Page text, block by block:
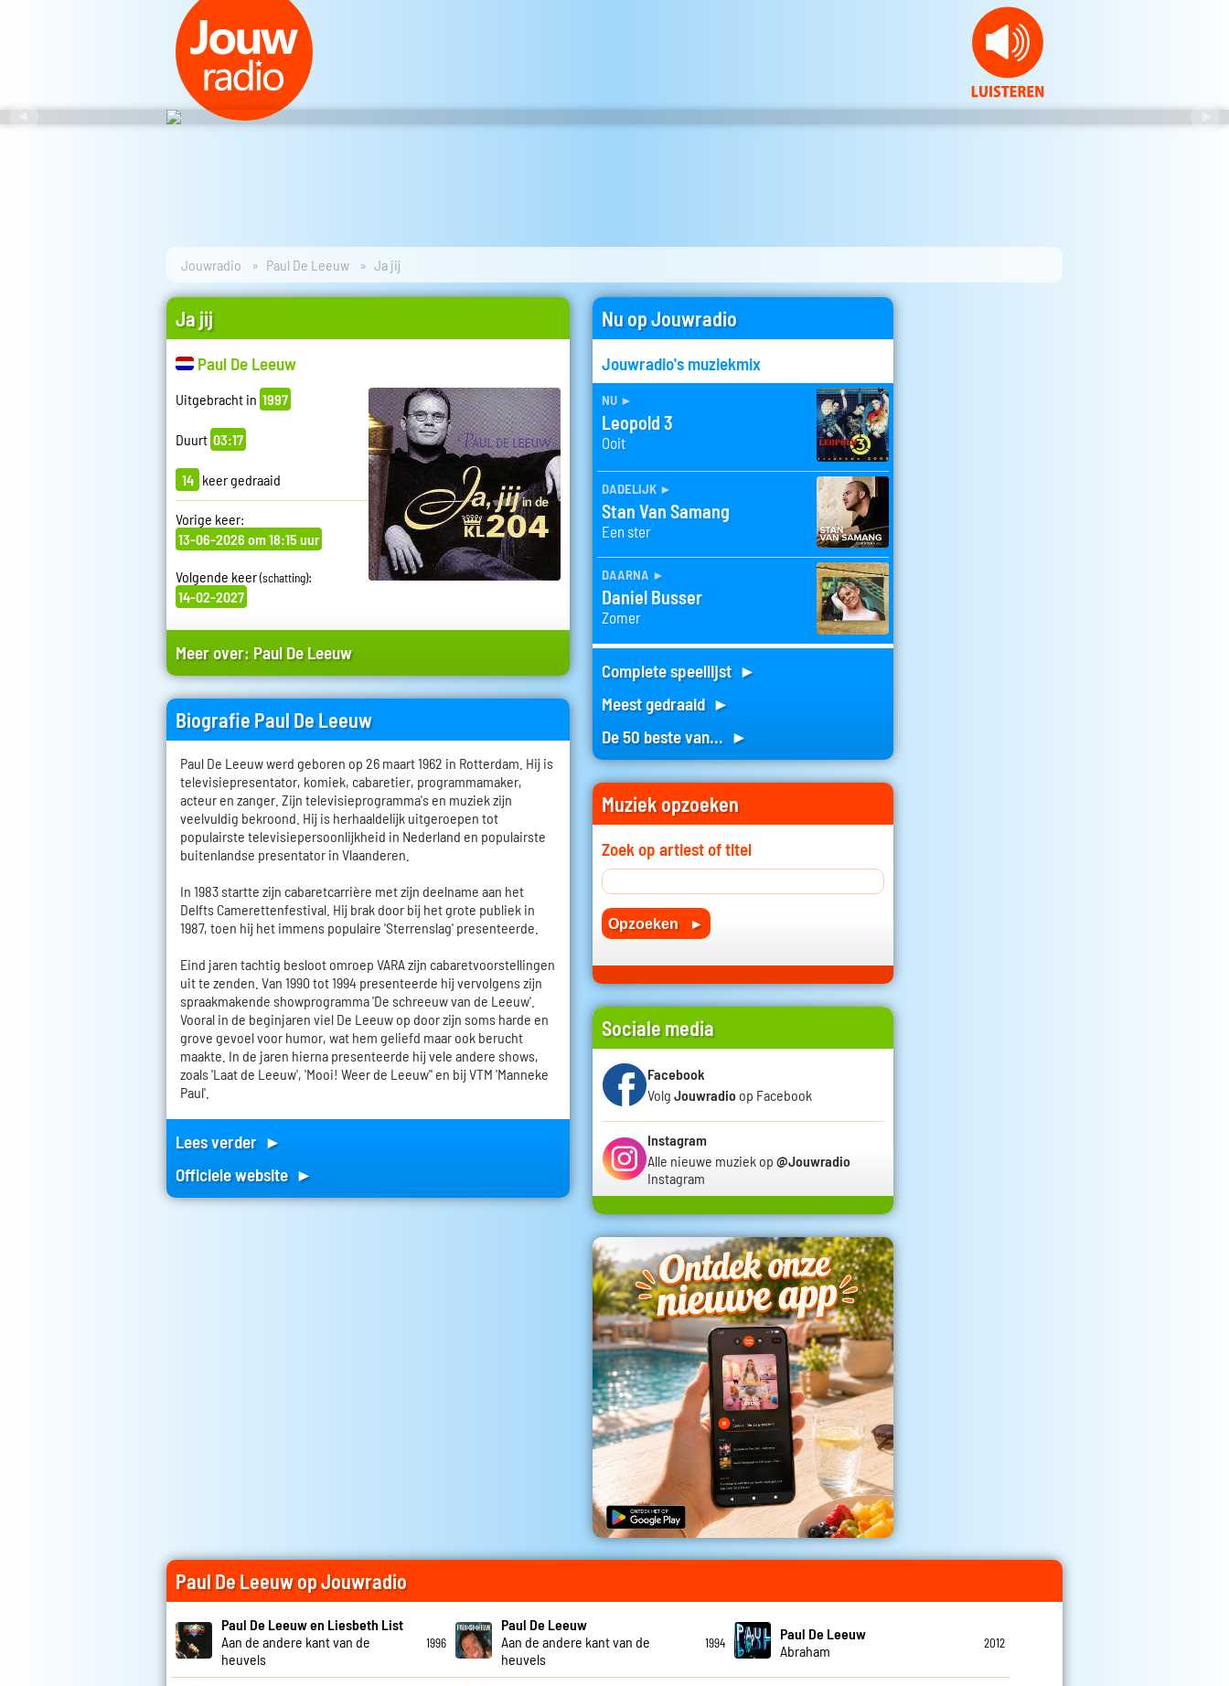
Jouwradio Paul De Leeuw Ja jij
Ja jij
Paul De Leeuw
Uitgebracht in 1997
Duurt 03:17
14 keer gedraaid
Vorige keer:
13-06-2026 om 18:15 uur
Volgende keer(schatting):
14-02-2027
Meer over: Paul De Leeuw
Biografie Paul De Leeuw
Paul De Leeuw werd geboren op 26 maart 1962 in Rotterdam. Hij is
televisiepresentator, komiek, cabaretier, programmamaker,
acteur en zanger. Zijn televisieprogramma's en muziek zijn
veelvuldig bekroond. Hij is herhaaldelijk uitgeroepen tot
populairste televisiepersoonlijkheid in Nederland en populairste
buitenlandse presentator in Vlaanderen.
In 1983 startte zijn cabaretcarrière met zijn deelname aan het
Delfts Camerettenfestival. Hij brak door bij het grote publiek in
1987, toen hij het immens populaire 'Sterrenslag' presenteerde.
Eind jaren tachtig besloot omroep VARA zijn cabaretvoorstellingen
uit te zenden. Van 1990 tot 1994 presenteerde hij vervolgens zijn
spraakmakende showprogramma 'De schreeuw van de Leeuw'.
Vooral in de beginjaren viel De Leeuw op door zijn soms harde en
grove gevoel voor humor, wat hem geliefd maar ook berucht
maakte. In de jaren hierna presenteerde hij vele andere shows,
zoals 'Laat de Leeuw', 'Mooi! Weer de Leeuw'' en bij VTM 'Manneke
Paul'.
Lees verder ►
Officiele website ►
Nu op Jouwradio
Jouwradio's muziekmix
nu ►
Leopold 3
Ooit
dadelijk ►
Stan Van Samang
Een ster
daarna ►
Daniel Busser
Zomer
Complete speellijst ►
Meest gedraaid ►
De 50 beste van... ►
Muziek opzoeken
Zoek op artiest of titel
Sociale media
Facebook
Volg Jouwradio op Facebook
Instagram
Alle nieuwe muziek op @Jouwradio
Instagram
Paul De Leeuw op Jouwradio
Paul De Leeuw en Liesbeth List
Aan de andere kant van de
heuvels
1996
Paul De Leeuw
Aan de andere kant van de
heuvels
1994
Paul De Leeuw
Abraham
2012